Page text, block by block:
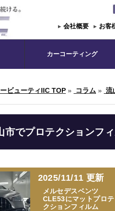
▸ 会社概要 ▸ お客
カーコーティング
ビューティIIC TOP » コラム » 流
市でプロテクションフ
2025/11/11 更新
メルセデスベンツ
CLE53にマットプロテ
クションフィルム